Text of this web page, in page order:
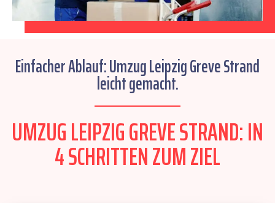
Einfacher Ablauf: Umzug Leipzig Greve Strand
leicht gemacht.
UMZUG LEIPZIG GREVE STRAND: IN
4 SCHRITTEN ZUM ZIEL